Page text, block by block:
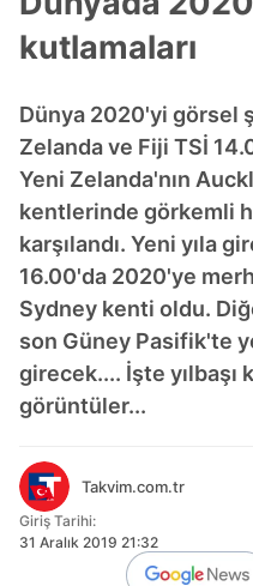
kutlamaları
Dünya 2020'yi görsel
Zelanda ve Fiji TSİ
Yeni Zelanda'nın
kentlerinde görkemli
karşılandı. Yeni yıla
16.00'da 2020'ye
Sydney kenti oldu.
son Güney Pasifik'te
girecek.... İşte yılbaşı
görüntüler...
Takvim.com.tr
Giriş Tarihi:
31 Aralık 2019 21:32